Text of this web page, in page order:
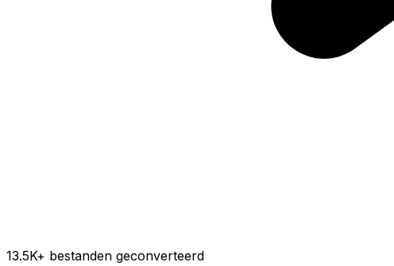
13.5K+ bestanden geconverteerd